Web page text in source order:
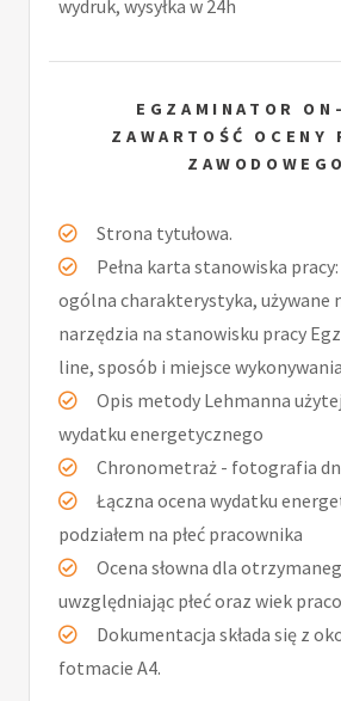
wydruk, wysyłka w 24h
EGZAMINATOR
ZAWARTOŚĆ OCENY
ZAWODOWEGO
Strona tytułowa.
Pełna karta stanowiska
ogólna charakterystyka, używane
narzędzia na stanowisku pracy
line, sposób i miejsce
Opis metody Lehmanna
wydatku energetycznego
Chronometraż - fotografia
Łączna ocena wydatku
podziałem na płeć pracownika
Ocena słowna dla
uwzględniając płeć oraz wiek
Dokumentacja składa się z
fotmacie A4.